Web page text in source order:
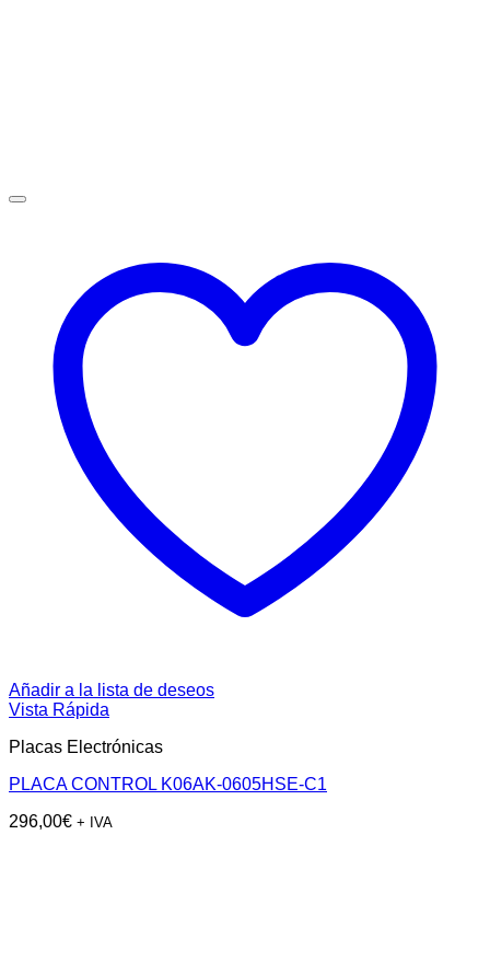
Añadir a la lista de deseos
Vista Rápida
Placas Electrónicas
PLACA CONTROL K06AK-0605HSE-C1
296,00€ + IVA